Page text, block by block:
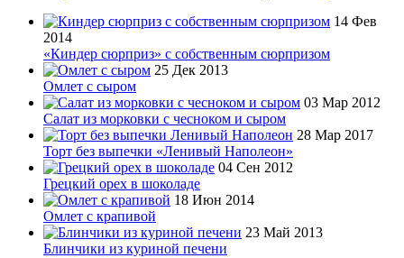
14 Фев
2014
«Киндер сюрприз» с собственным сюрпризом
25 Дек 2013
Омлет с сыром
03 Мар 2012
Салат из морковки с чесноком и сыром
28 Мар 2017
Торт без выпечки «Ленивый Наполеон»
04 Сен 2012
Грецкий орех в шоколаде
18 Июн 2014
Омлет с крапивой
23 Май 2013
Блинчики из куриной печени